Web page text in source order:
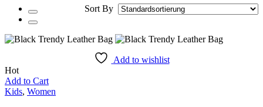
Sort By
Add to wishlist
Hot
Add to Cart
Kids, Women